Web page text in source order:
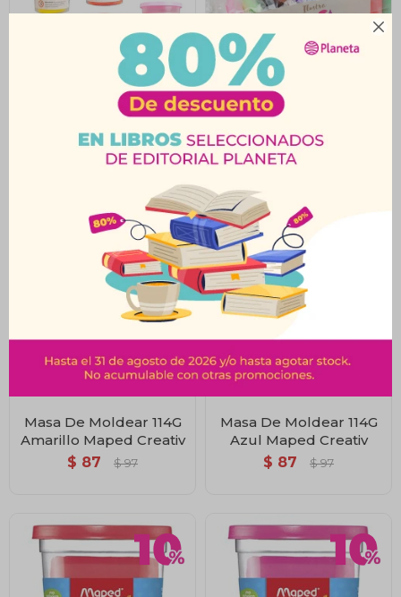

Masa De Modelar 1Kilo
4 Colores Ilustra
$ 412
Masa De Modelar Soft
x12 Ilustra
$ 83
Masa De Moldear 114G
Amarillo Maped Creativ
$ 87 $ 97
Masa De Moldear 114G
Azul Maped Creativ
$ 87 $ 97